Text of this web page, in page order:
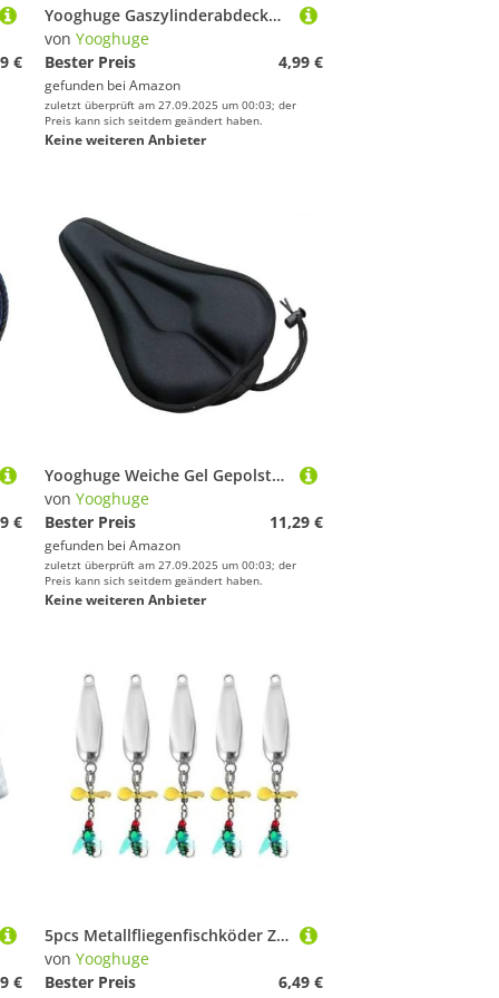
€
Yooghuge Gaszylinderabdeckung Kraftstoffspeicherbeutel Camptanks Outdoor Propan Kanister Lederhülle Schutzbrennstoffbag Beschütze Hülle
von Yooghuge
Bester Preis
4,99 €
gefunden bei Amazon
zuletzt überprüft am 27.09.2025 um 00:03; der
Preis kann sich seitdem geändert haben.
Keine weiteren Anbieter
€
Yooghuge Weiche Gel Gepolsterte Fahrräder Sattelabdeckung Für Bergkissen Kissen Gelbikes Bequeme Nichtlips Beschützer
von Yooghuge
Bester Preis
11,29 €
gefunden bei Amazon
zuletzt überprüft am 27.09.2025 um 00:03; der
Preis kann sich seitdem geändert haben.
Keine weiteren Anbieter
€
5pcs Metallfliegenfischköder Zweige Paillon Pailletten Köder Mit Propellern Angeln Propeller Propeller
von Yooghuge
Bester Preis
6,49 €